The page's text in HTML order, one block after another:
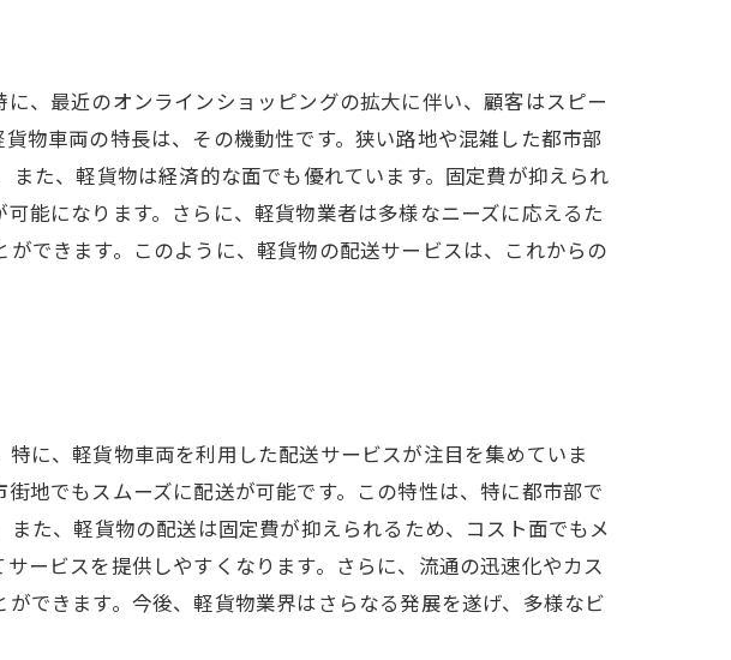
、最近のオンラインショッピングの拡大に伴い、顧客はスピー
物車両の特長は、その機動性です。狭い路地や混雑した都市部
た、軽貨物は経済的な面でも優れています。固定費が抑えられ
能になります。さらに、軽貨物業者は多様なニーズに応えるた
できます。このように、軽貨物の配送サービスは、これからの
に、軽貨物車両を利用した配送サービスが注目を集めていま
地でもスムーズに配送が可能です。この特性は、特に都市部で
た、軽貨物の配送は固定費が抑えられるため、コスト面でもメ
ービスを提供しやすくなります。さらに、流通の迅速化やカス
できます。今後、軽貨物業界はさらなる発展を遂げ、多様なビ